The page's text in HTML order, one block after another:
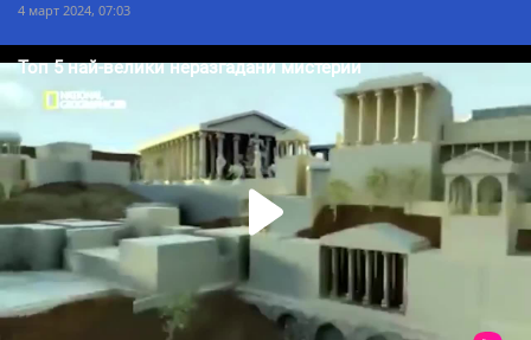
4 март 2024, 07:03